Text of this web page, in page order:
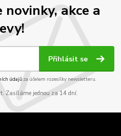
akce a
Přihlásit se
údajůza účelem rozesílky newsletteru.
Zasíláme jednou za 14 dní.